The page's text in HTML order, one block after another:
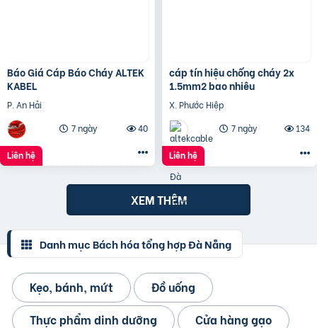
Báo Giá Cáp Báo Cháy ALTEK
KABEL
P. An Hải
7 ngày
40
Liên hệ
cáp tín hiệu chống cháy 2x
1.5mm2 bao nhiêu
X. Phước Hiệp
7 ngày
134
Liên hệ
XEM THÊM
Danh mục Bách hóa tổng hợp Đà Nẵng
Kẹo, bánh, mứt
Đồ uống
Thực phẩm dinh dưỡng
Cửa hàng gạo